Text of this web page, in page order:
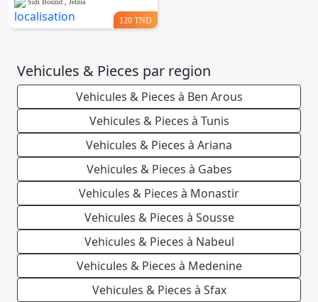
Sidi Bouzid , Jelma
120 TND
Vehicules & Pieces par region
Vehicules & Pieces à Ben Arous
Vehicules & Pieces à Tunis
Vehicules & Pieces à Ariana
Vehicules & Pieces à Gabes
Vehicules & Pieces à Monastir
Vehicules & Pieces à Sousse
Vehicules & Pieces à Nabeul
Vehicules & Pieces à Medenine
Vehicules & Pieces à Sfax